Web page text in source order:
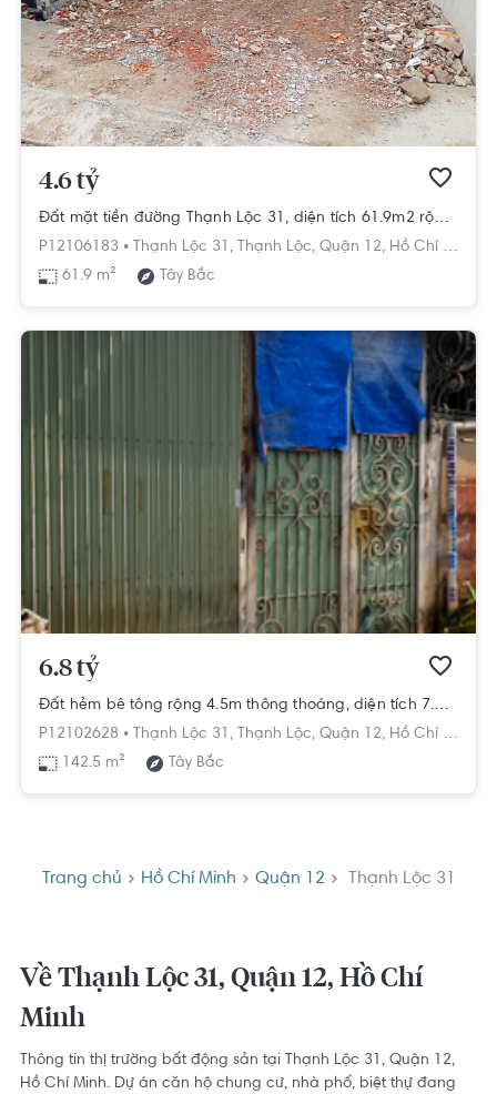
4.6 tỷ
Đất mặt tiền đường Thạnh Lộc 31, diện tích 61.9m2 rộng thoáng.
P12106183 • Thạnh Lộc 31, Thạnh Lộc, Quận 12, Hồ Chí Minh
61.9 m²
Tây Bắc
6.8 tỷ
Đất hẻm bê tông rộng 4.5m thông thoáng, diện tích 7.5m x 19m rộng thoáng.
P12102628 • Thạnh Lộc 31, Thạnh Lộc, Quận 12, Hồ Chí Minh
142.5 m²
Tây Bắc
Trang chủ Hồ Chí Minh Quận 12 Thạnh Lộc 31
Về Thạnh Lộc 31, Quận 12, Hồ Chí
Minh
Thông tin thị trường bất động sản tại Thạnh Lộc 31, Quận 12,
Hồ Chí Minh. Dự án căn hộ chung cư, nhà phố, biệt thự đang